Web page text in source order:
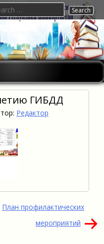
ГИБДД
Редактор
План профилактических
мероприятий